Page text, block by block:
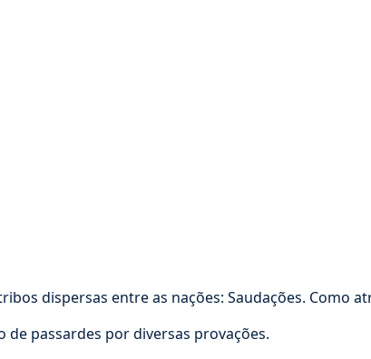
dispersas entre as nações: Saudações. Como
passardes por diversas provações.